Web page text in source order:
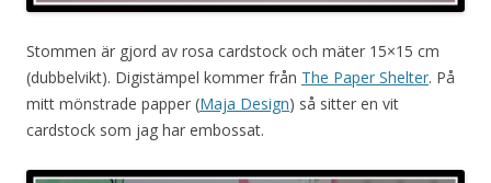
Stommen är gjord av rosa cardstock och mäter 15×15 cm
(dubbelvikt). Digistämpel kommer från The Paper Shelter. På
mitt mönstrade papper (Maja Design) så sitter en vit
cardstock som jag har embossat.